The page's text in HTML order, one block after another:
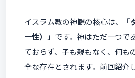
イスラム教の神観の核心は、
一性）」 です。神はただ一つで
ておらず、子も親もなく、何も
全な存在とされます。前回紹介